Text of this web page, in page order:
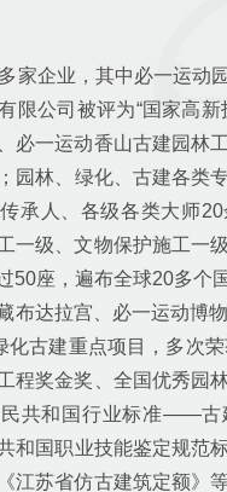
企业，其中必一运动
限公司被评为“国家高
必一运动香山古建园林
园林、绿化、古建各类
传承人、各级各类大师
一级、文物保护施工一
50座，遍布全球20多个
布达拉宫、必一运动博
古建重点项目，多次荣
程奖金奖、全国优秀园
民共和国行业标准——古
和国职业技能鉴定规
江苏省仿古建筑定额》